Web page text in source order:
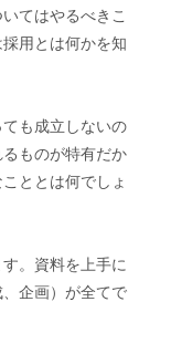
てはやるべきこ
用とは何かを知
も成立しないの
ものが特有だか
ととは何でしょ
。資料を上手に
企画）が全てで